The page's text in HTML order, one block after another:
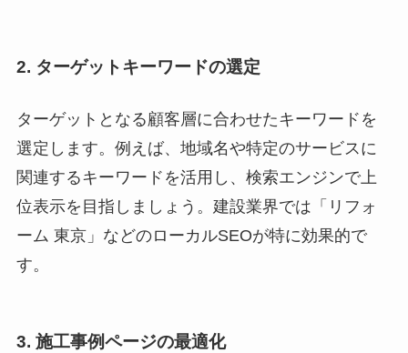
2. ターゲットキーワードの選定
ターゲットとなる顧客層に合わせたキーワードを
選定します。例えば、地域名や特定のサービスに
関連するキーワードを活用し、検索エンジンで上
位表示を目指しましょう。建設業界では「リフォ
ーム 東京」などのローカルSEOが特に効果的で
す。
3. 施工事例ページの最適化